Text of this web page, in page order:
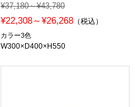
¥37,180～¥43,780
¥22,308～¥26,268 （税込）
カラー3色
W300×D400×H550